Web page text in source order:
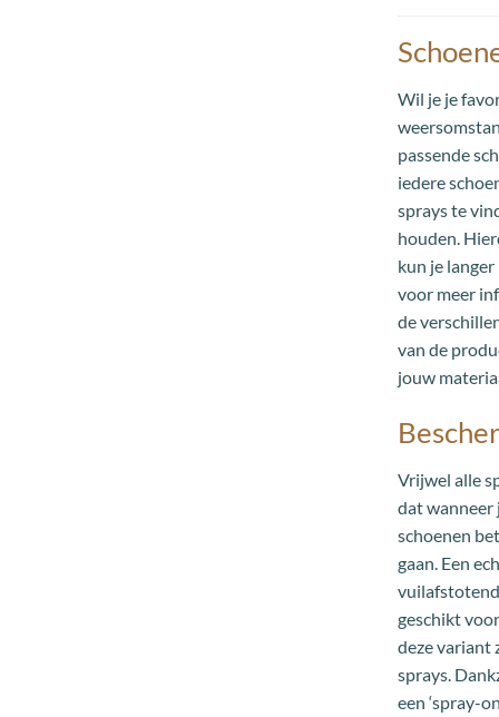
Wil je je
passende
iedere
sprays te
houden.
kun je
voor meer
de
van de
jouw
Vrijwel alle
dat wanneer
schoenen
gaan. Een
geschikt
deze variant
sprays.
een ‘spray-